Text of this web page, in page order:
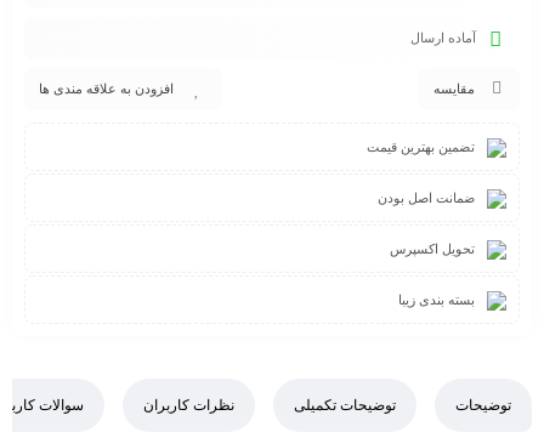
آماده ارسال
مقایسه افزودن به علاقه مندی ها
تضمین بهترین قیمت
ضمانت اصل بودن
تحویل اکسپرس
بسته بندی زیبا
توضیحات توضیحات تکمیلی نظرات کاربران سوالات